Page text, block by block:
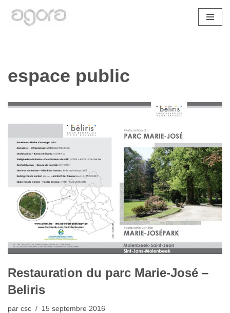
espace public
Restauration du parc Marie-José –
Beliris
par csc 15 septembre 2016